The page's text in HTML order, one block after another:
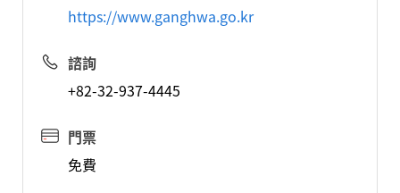
https://www.ganghwa.go.kr
諮詢
+82-32-937-4445
門票
免費